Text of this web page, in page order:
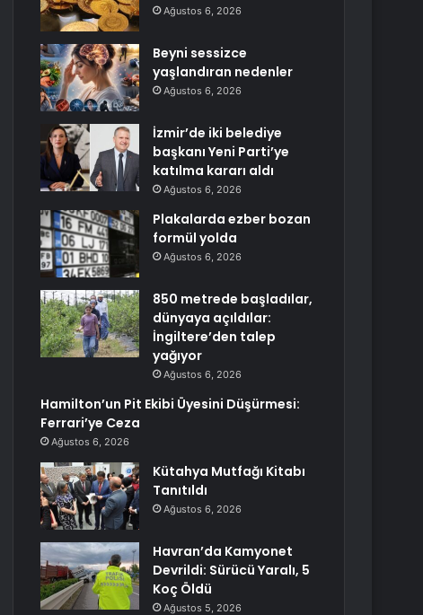
Ağustos 6, 2026
Beyni sessizce
yaşlandıran nedenler
Ağustos 6, 2026
İzmir’de iki belediye
başkanı Yeni Parti’ye
katılma kararı aldı
Ağustos 6, 2026
Plakalarda ezber bozan
formül yolda
Ağustos 6, 2026
850 metrede başladılar,
dünyaya açıldılar:
İngiltere’den talep
yağıyor
Ağustos 6, 2026
Hamilton’un Pit Ekibi Üyesini Düşürmesi:
Ferrari’ye Ceza
Ağustos 6, 2026
Kütahya Mutfağı Kitabı
Tanıtıldı
Ağustos 6, 2026
Havran’da Kamyonet
Devrildi: Sürücü Yaralı, 5
Koç Öldü
Ağustos 5, 2026